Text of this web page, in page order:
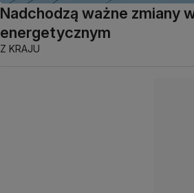
Nadchodzą ważne zmiany
energetycznym
Z KRAJU